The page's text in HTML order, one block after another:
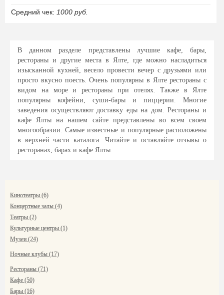
Средний чек: 1000 руб.
В данном разделе представлены лучшие кафе, бары,
рестораны и другие места в Ялте, где можно насладиться
изысканной кухней, весело провести вечер с друзьями или
просто вкусно поесть. Очень популярны в Ялте рестораны с
видом на море и рестораны при отелях. Также в Ялте
популярны кофейни, суши-бары и пиццерии. Многие
заведения осуществляют доставку еды на дом. Рестораны и
кафе Ялты на нашем сайте представлены во всем своем
многообразии. Самые известные и популярные расположены
в верхней части каталога. Читайте и оставляйте отзывы о
ресторанах, барах и кафе Ялты.
Кинотеатры (6)
Концертные залы (4)
Театры (2)
Культурные центры (1)
Музеи (24)
Ночные клубы (17)
Рестораны (71)
Кафе (50)
Бары (16)